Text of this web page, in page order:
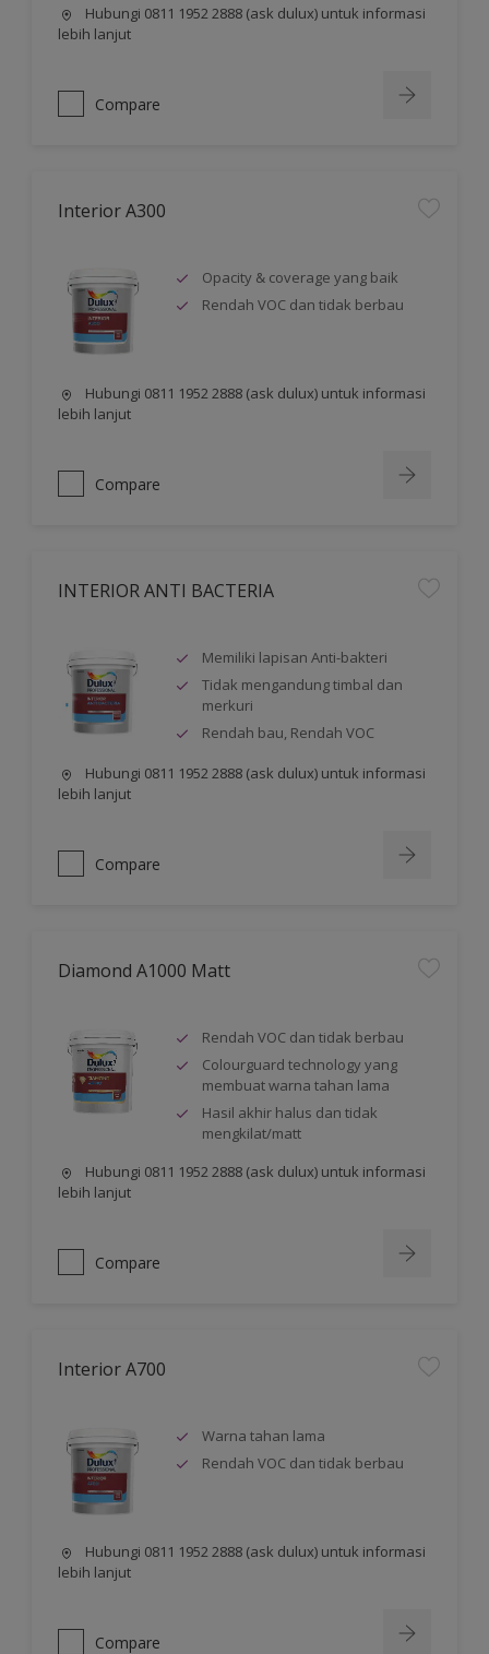
Hubungi 0811 1952 2888 (ask dulux) untuk informasi
lebih lanjut
Compare
Interior A300
Opacity & coverage yang baik
Rendah VOC dan tidak berbau
Hubungi 0811 1952 2888 (ask dulux) untuk informasi
lebih lanjut
Compare
INTERIOR ANTI BACTERIA
Memiliki lapisan Anti-bakteri
Tidak mengandung timbal dan
merkuri
Rendah bau, Rendah VOC
Hubungi 0811 1952 2888 (ask dulux) untuk informasi
lebih lanjut
Compare
Diamond A1000 Matt
Rendah VOC dan tidak berbau
Colourguard technology yang
membuat warna tahan lama
Hasil akhir halus dan tidak
mengkilat/matt
Hubungi 0811 1952 2888 (ask dulux) untuk informasi
lebih lanjut
Compare
Interior A700
Warna tahan lama
Rendah VOC dan tidak berbau
Hubungi 0811 1952 2888 (ask dulux) untuk informasi
lebih lanjut
Compare